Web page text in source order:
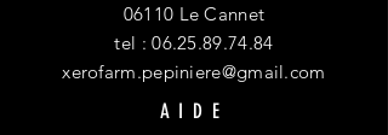
06110 Le Cannet
tel :06.25.89.74.84
xerofarm.pepiniere@gmail.com
AIDE